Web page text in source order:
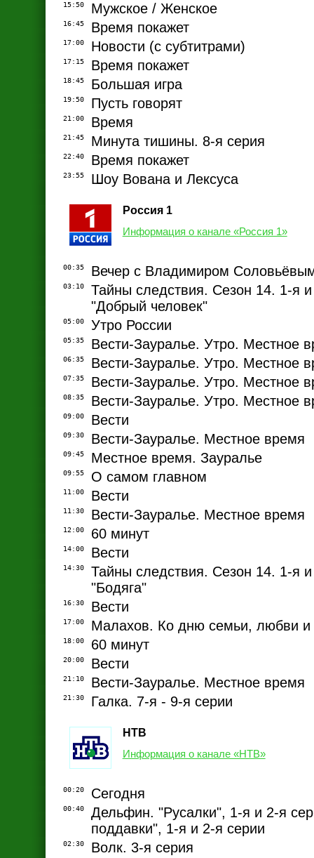
15:50 Мужское / Женское
16:45 Время покажет
17:00 Новости (с субтитрами)
17:15 Время покажет
18:45 Большая игра
19:50 Пусть говорят
21:00 Время
21:45 Минута тишины. 8-я серия
22:40 Время покажет
23:55 Шоу Вована и Лексуса
Россия 1
Информация о канале «Россия 1»
00:35 Вечер с Владимиром
03:10
Тайны следствия. Сезон 14. 1-я
"Добрый человек"
05:00 Утро России
05:35 Вести-Зауралье. Утро. Местное
06:35 Вести-Зауралье. Утро. Местное
07:35 Вести-Зауралье. Утро. Местное
08:35 Вести-Зауралье. Утро. Местное
09:00 Вести
09:30 Вести-Зауралье. Местное время
09:45 Местное время. Зауралье
09:55 О самом главном
11:00 Вести
11:30 Вести-Зауралье. Местное время
12:00 60 минут
14:00 Вести
14:30
Тайны следствия. Сезон 14. 1-я
"Бодяга"
16:30 Вести
17:00 Малахов. Ко дню семьи, любви и
18:00 60 минут
20:00 Вести
21:10 Вести-Зауралье. Местное время
21:30 Галка. 7-я - 9-я серии
НТВ
Информация о канале «НТВ»
00:20 Сегодня
00:40
Дельфин. "Русалки", 1-я и 2-я
поддавки", 1-я и 2-я серии
02:30 Волк. 3-я серия